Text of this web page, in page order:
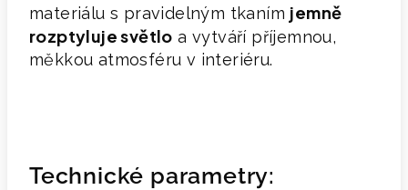
materiálu s pravidelným tkaním jemně
rozptyluje světlo a vytváří příjemnou,
měkkou atmosféru v interiéru.
Technické parametry: